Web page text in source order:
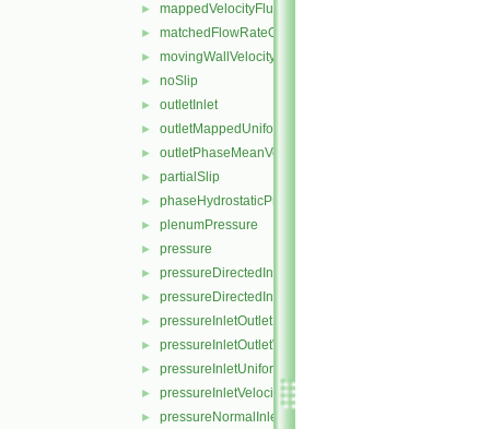
► mappedVelocityFluxFixedValue
► matchedFlowRateOutletVelocity
► movingWallVelocity
► noSlip
► outletInlet
► outletMappedUniformInlet
► outletPhaseMeanVelocity
► partialSlip
► phaseHydrostaticPressure
► plenumPressure
► pressure
► pressureDirectedInletOutletVelocity
► pressureDirectedInletVelocity
► pressureInletOutletParSlipVelocity
► pressureInletOutletVelocity
► pressureInletUniformVelocity
► pressureInletVelocity
► pressureNormalInletOutletVelocity